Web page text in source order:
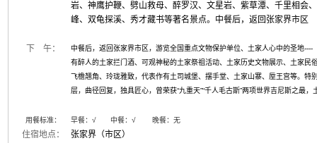
岩、神鹰护鞭、劈山救母、醉罗汉、文星岩、紫草潭、千里相会
峰、双龟探溪、秀才藏书等著名景点。中餐后，返回张家界市区
下 午：
中餐后，返回张家界市区，游览全国重点文物保护单位、土家人心中的圣地
有醉人的土家拦门酒、可观神秘的土家祭祖活动、土家历史文物展示、土家民
飞檐翘角、玲珑雅致，代表作有土司城堡、摆手堂、土家山寨、垕王宫等。特
层，曲径回复，独具匠心，曾荣获“九重天”“千人毛古斯”两项世界吉尼斯之最，
用餐标准： 早餐： √中餐：√ 晚餐：无
住宿地点： 张家界（市区）